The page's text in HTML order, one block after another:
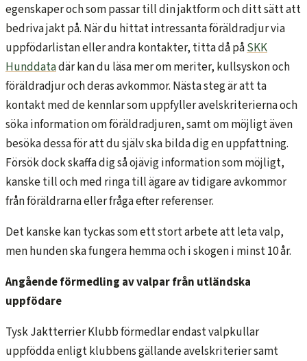
egenskaper och som passar till din jaktform och ditt sätt att
bedriva jakt på. När du hittat intressanta föräldradjur via
uppfödarlistan eller andra kontakter, titta då påSKK
Hunddatadär kan du läsa mer om meriter, kullsyskon och
föräldradjur och deras avkommor. Nästa steg är att ta
kontakt med de kennlar som uppfyller avelskriterierna och
söka information om föräldradjuren, samt om möjligt även
besöka dessa för att du själv ska bilda dig en uppfattning.
Försök dock skaffa dig så ojävig information som möjligt,
kanske till och med ringa till ägare av tidigare avkommor
från föräldrarna eller fråga efter referenser.
Det kanske kan tyckas som ett stort arbete att leta valp,
men hunden ska fungera hemma och i skogen i minst 10 år.
Angående förmedling av valpar från utländska
uppfödare
Tysk Jaktterrier Klubb förmedlar endast valpkullar
uppfödda enligt klubbens gällande avelskriterier samt